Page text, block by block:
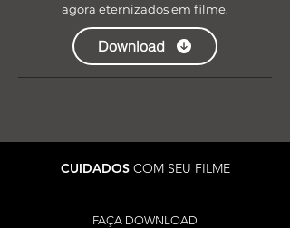
agora eternizados em filme.
Download
CUIDADOS COM SEU FILME
FAÇA DOWNLOAD